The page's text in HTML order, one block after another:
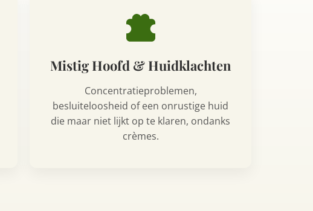
Mistig Hoofd & Huidklachten
Concentratieproblemen,
besluiteloosheid of een onrustige huid
die maar niet lijkt op te klaren, ondanks
crèmes.